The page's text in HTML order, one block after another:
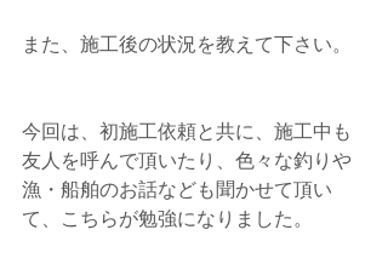
また、施工後の状況を教えて下さい。
今回は、初施工依頼と共に、施工中も
友人を呼んで頂いたり、色々な釣りや
漁・船舶のお話なども聞かせて頂い
て、こちらが勉強になりました。